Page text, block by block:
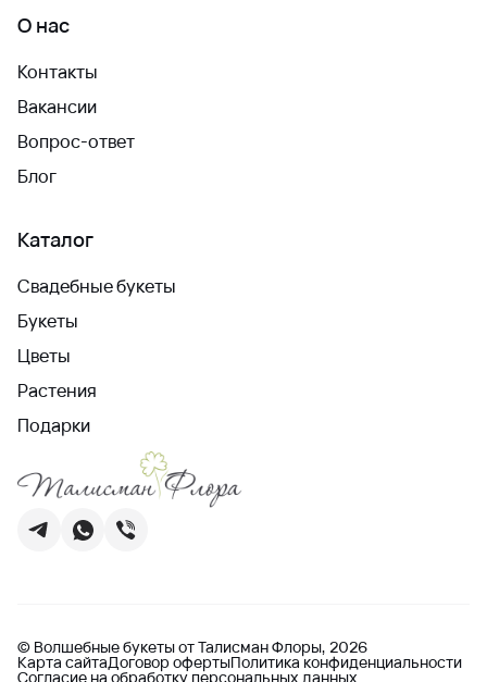
О нас
Контакты
Вакансии
Вопрос-ответ
Блог
Каталог
Свадебные букеты
Букеты
Цветы
Растения
Подарки
© Волшебные букеты от Талисман Флоры, 2026
Карта сайтаДоговор офертыПолитика конфиденциальности
Согласие на обработку персональных данных